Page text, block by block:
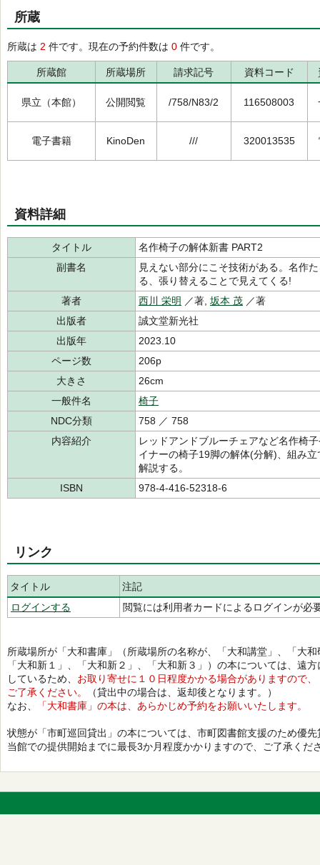
所蔵
所蔵は 2 件です。現在の予約件数は 0 件です。
所蔵館 所蔵場所 請求記号 資料コード
県立（本館） 公開閲覧 /758/N83/2 116508003
電子書籍 KinoDen /// 320013535
資料詳細
タイトル
名作椅子の解体新書 PART2
副書名
見えない部分にこそ技術がある。名作
る、張り替えることで見えてくる!
著者
西川 栄明 ／著, 坂本 茂 ／著
出版者
誠文堂新光社
出版年
2023.10
ページ数
206p
大きさ
26cm
一般件名
椅子
NDC分類
758 ／ 758
内容紹介
レッドアンドブルーチェアなど名作椅
イナーの椅子19脚の解体(分解)、組み
解説する。
ISBN
978-4-416-52318-6
リンク
タイトル
注記
ログインする
閲覧には利用者カードによるログインが必
所蔵場所が「大和書庫」（所蔵場所の名称が、「大和講堂」、「大和
「大和新１」、「大和新２」、「大和新３」）の本については、遠方
しているため、 お取り寄せに１０日程度かかる場合がありますので、
ご了承ください。
（貸出中の場合は、返却後となります。）
なお、
「大和書庫」の本は、あらかじめ予約をお願いいたします。
状態が「市町巡回貸出」の本については、市町図書館支援のため優
当館での提供開始までに最長3か月程度かかりますので、ご了承くだ